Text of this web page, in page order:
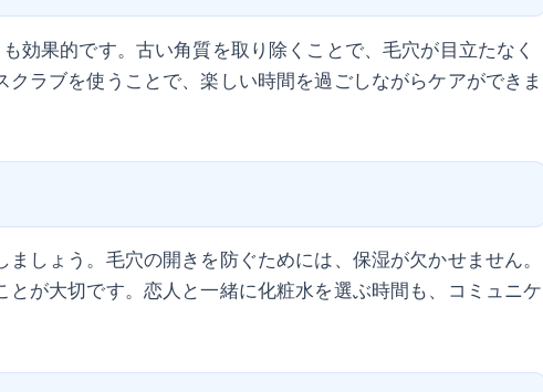
効果的です。古い角質を取り除くことで、毛穴が目立たなく
ラブを使うことで、楽しい時間を過ごしながらケアができま
しょう。毛穴の開きを防ぐためには、保湿が欠かせません。
が大切です。恋人と一緒に化粧水を選ぶ時間も、コミュニケ